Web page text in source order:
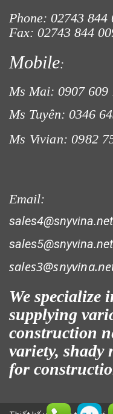
Phone: 02743 844
Fax: 02743 844
Mobile:
Ms Mai: 0907 609
Ms Tuyên: 0346
Ms Vivian: 0982
Email:
We
supplying
construction
variety, shady
for